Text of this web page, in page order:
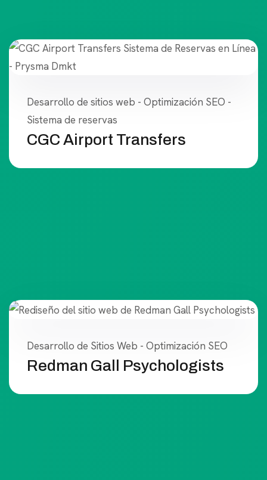
Desarrollo de sitios web - Optimización SEO -
Sistema de reservas
CGC Airport Transfers
Desarrollo de Sitios Web - Optimización SEO
Redman Gall Psychologists